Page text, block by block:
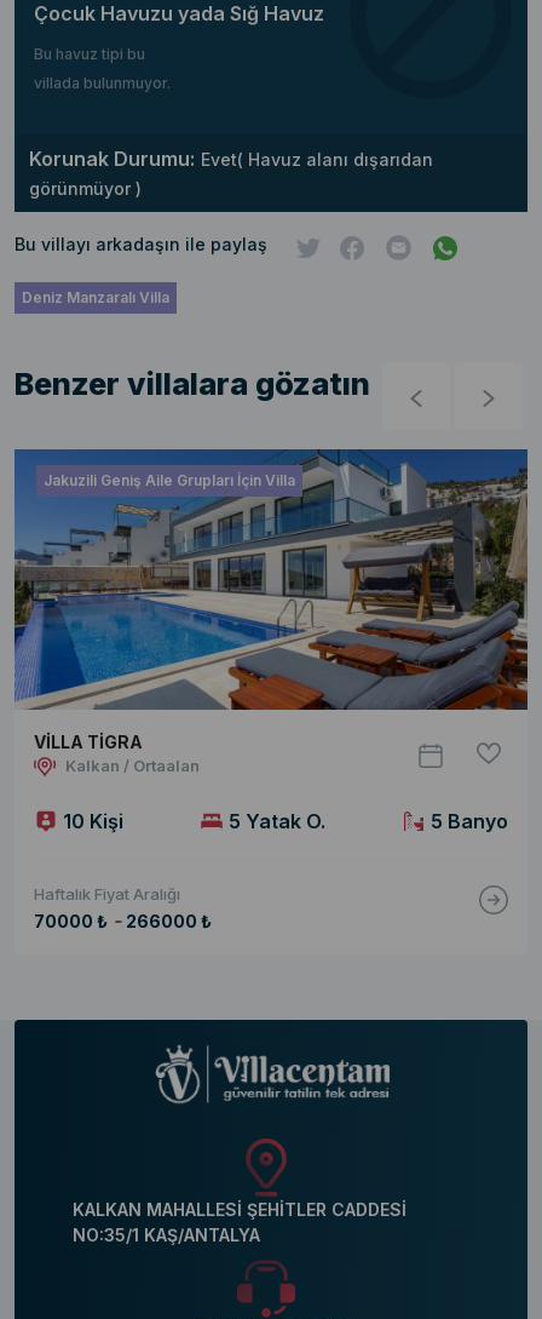
Çocuk Havuzu yada Sığ Havuz
Bu havuz tipi bu
villada bulunmuyor.
Korunak Durumu: Evet( Havuz alanı dışarıdan
görünmüyor )
Bu villayı arkadaşın ile paylaş
Deniz Manzaralı Villa
Benzer villalara gözatın
Jakuzili Geniş Aile Grupları İçin Villa
VİLLA TİGRA
Kalkan / Ortaalan
10 Kişi 5 Yatak O. 5 Banyo
Haftalık Fiyat Aralığı
70000 ₺ - 266000 ₺
KALKAN MAHALLESİ ŞEHİTLER CADDESİ
NO:35/1 KAŞ/ANTALYA